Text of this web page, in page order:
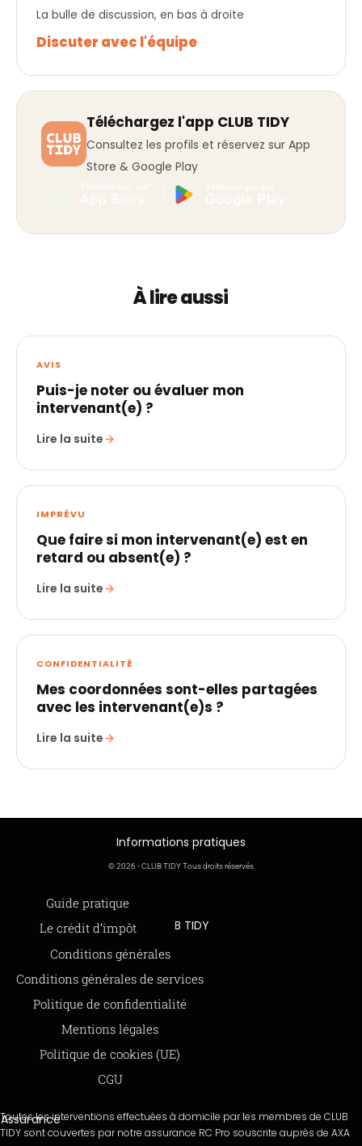
La bulle de discussion, en bas à droite
Discuter avec l'équipe
Téléchargez l'app CLUB TIDY
Consultez les profils et réservez sur App
Store & Google Play
À lire aussi
AVIS
Puis-je noter ou évaluer mon
intervenant(e) ?
Lire la suite
IMPRÉVU
Que faire si mon intervenant(e) est en
retard ou absent(e) ?
Lire la suite
CONFIDENTIALITÉ
Mes coordonnées sont-elles partagées
avec les intervenant(e)s ?
Lire la suite
Informations pratiques
Guide pratique
Le crédit d’impôt
Offre de parrainage 50-50
FAQ
BLOG
© 2026 - CLUB TIDY Tous droits réservés
Informations légales
Conditions générales
Conditions générales de services
Politique de confidentialité
Mentions légales
Politique de cookies (UE)
CGU
CLUB TIDY
SAS CLUB TIDY
165 Avenue de Bretagne
979 480 886 RCS LILLE Métropole
SAP / 979480886 Acte 2023-140
Moyens de paiements
Paiements sécurisés via STRIPE
Assurance
Toutes les interventions effectuées à domicile par les membres de CLUB
TIDY sont couvertes par notre assurance RC Pro souscrite auprès de AXA